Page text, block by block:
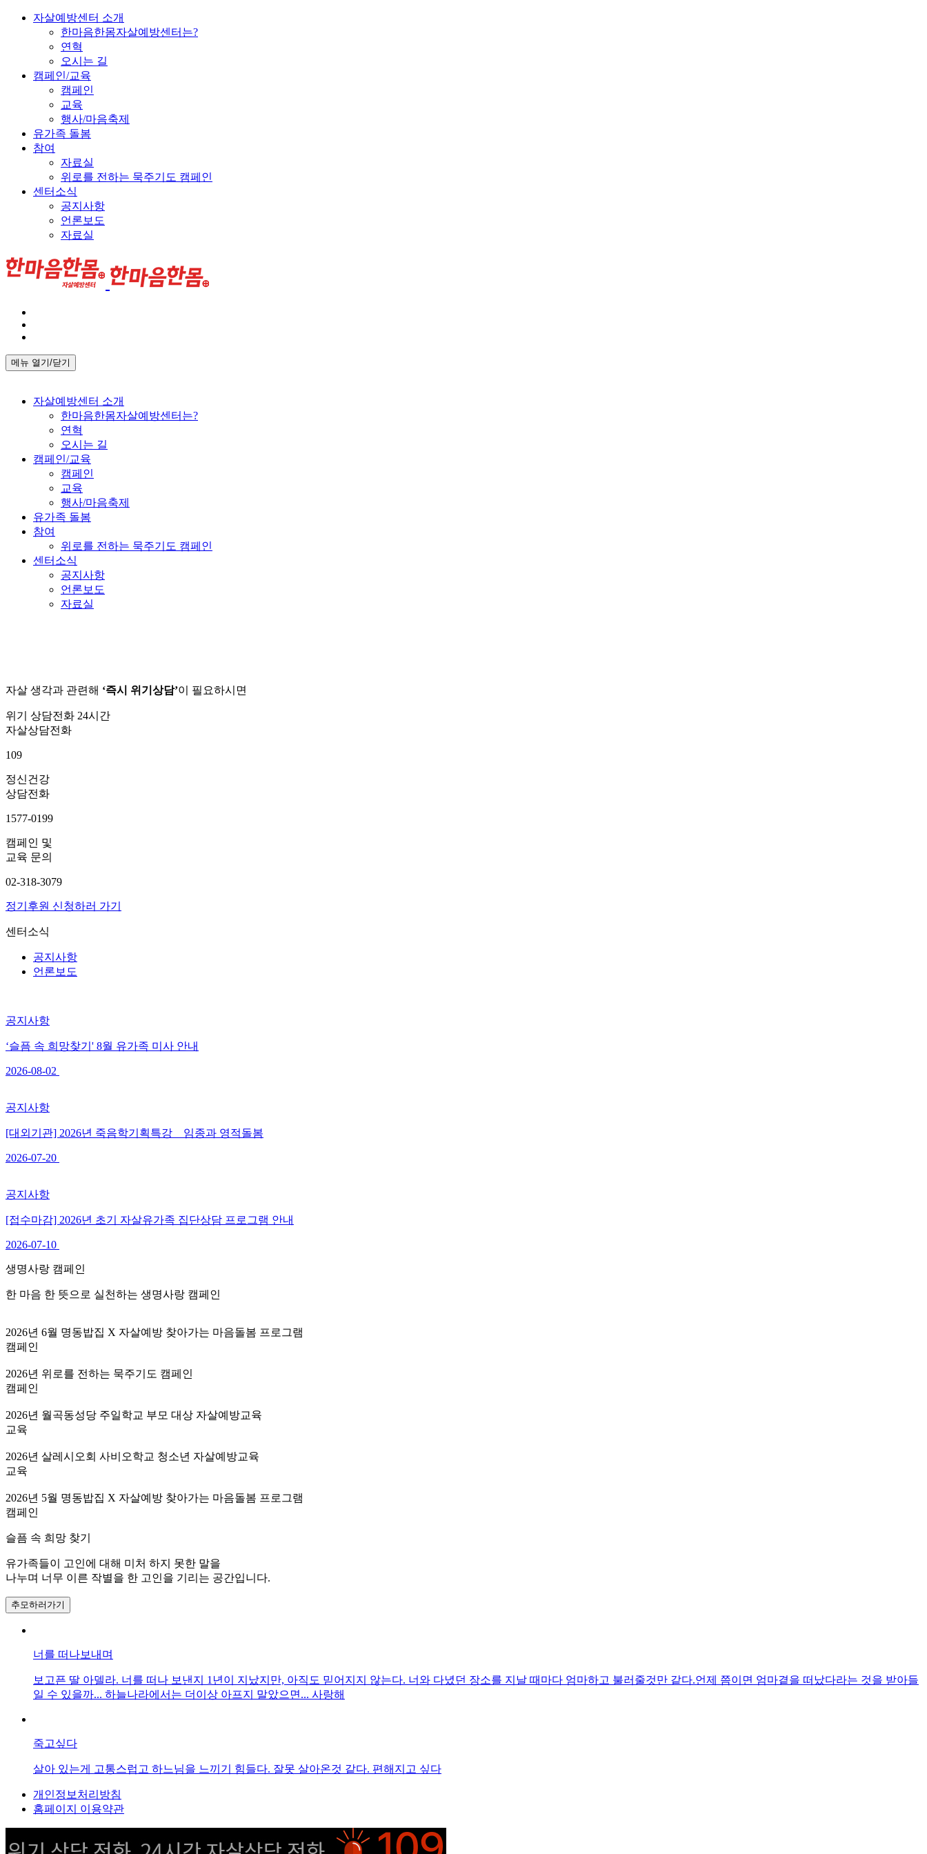
자살예방센터 소개
한마음한몸자살예방센터는?
연혁
오시는 길
캠페인/교육
캠페인
교육
행사/마음축제
유가족 돌봄
참여
자료실
위로를 전하는 묵주기도 캠페인
센터소식
공지사항
언론보도
자료실
메뉴 열기/닫기
자살예방센터 소개
한마음한몸자살예방센터는?
연혁
오시는 길
캠페인/교육
캠페인
교육
행사/마음축제
유가족 돌봄
참여
위로를 전하는 묵주기도 캠페인
센터소식
공지사항
언론보도
자료실
자살 생각과 관련해 ‘즉시 위기상담’이 필요하시면
위기 상담전화 24시간
자살상담전화
109
정신건강
상담전화
1577-0199
캠페인 및
교육 문의
02-318-3079
정기후원 신청하러 가기
센터소식
공지사항
언론보도
공지사항
‘슬픔 속 희망찾기' 8월 유가족 미사 안내
2026-08-02
공지사항
[대외기관] 2026년 죽음학기획특강 _ 임종과 영적돌봄
2026-07-20
공지사항
[접수마감] 2026년 초기 자살유가족 집단상담 프로그램 안내
2026-07-10
생명사랑 캠페인
한 마음 한 뜻으로 실천하는 생명사랑 캠페인
2026년 6월 명동밥집 X 자살예방 찾아가는 마음돌봄 프로그램
캠페인
2026년 위로를 전하는 묵주기도 캠페인
캠페인
2026년 월곡동성당 주일학교 부모 대상 자살예방교육
교육
2026년 살레시오회 사비오학교 청소년 자살예방교육
교육
2026년 5월 명동밥집 X 자살예방 찾아가는 마음돌봄 프로그램
캠페인
슬픔 속 희망 찾기
유가족들이 고인에 대해 미처 하지 못한 말을
나누며 너무 이른 작별을 한 고인을 기리는 공간입니다.
추모하러가기
너를 떠나보내며
보고픈 딸 아델라. 너를 떠나 보낸지 1년이 지났지만, 아직도 믿어지지 않는다. 너와 다녔던 장소를 지날 때마다 엄마하고 불러줄것만 같다.언제 쯤이면 엄마곁을 떠났다라는 것을 받아들
일 수 있을까... 하늘나라에서는 더이상 아프지 말았으면... 사랑해
죽고싶다
살아 있는게 고통스럽고 하느님을 느끼기 힘들다. 잘못 살아온것 같다. 편해지고 싶다
개인정보처리방침
홈페이지 이용약관